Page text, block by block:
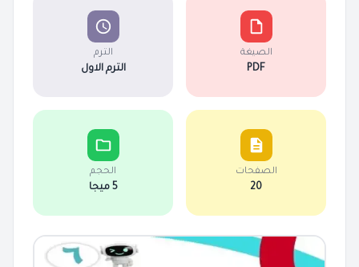
الصيغة
PDF
الترم
الترم الاول
الصفحات
20
الحجم
5 ميجا